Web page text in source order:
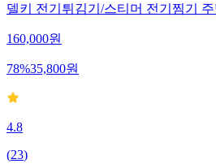
델키 전기튀김기/스티머 전기찜기
160,000원
78%35,800원
4.8
(23)